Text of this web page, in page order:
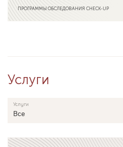
ПРОГРАММЫ ОБСЛЕДОВАНИЯ CHECK-UP
Услуги
Услуги
Все